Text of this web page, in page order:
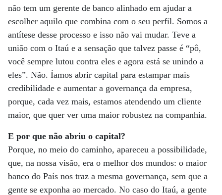
não tem um gerente de banco alinhado em ajudar a
escolher aquilo que combina com o seu perfil. Somos a
antítese desse processo e isso não vai mudar. Teve a
união com o Itaú e a sensação que talvez passe é “pô,
você sempre lutou contra eles e agora está se unindo a
eles”. Não. Íamos abrir capital para estampar mais
credibilidade e aumentar a governança da empresa,
porque, cada vez mais, estamos atendendo um cliente
maior, que quer ver uma maior robustez na companhia.
E por que não abriu o capital?
Porque, no meio do caminho, apareceu a possibilidade,
que, na nossa visão, era o melhor dos mundos: o maior
banco do País nos traz a mesma governança, sem que a
gente se exponha ao mercado. No caso do Itaú, a gente